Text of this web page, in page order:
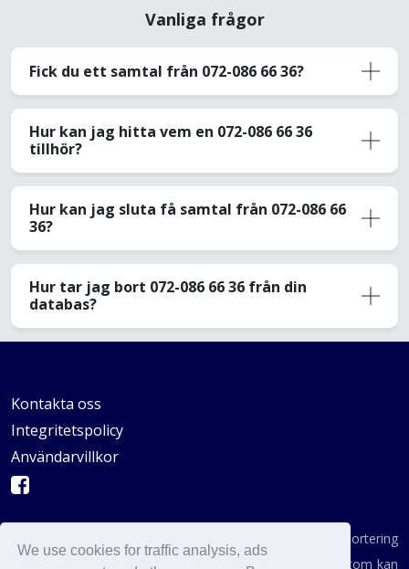
We use cookies for traffic analysis, ads
Vanliga frågor
Fick du ett samtal från 072-086 66 36?
Hur kan jag hitta vem en 072-086 66 36
tillhör?
Hur kan jag sluta få samtal från 072-086 66
36?
Hur tar jag bort 072-086 66 36 från din
databas?
Kontakta oss
Integritetspolicy
Användarvillkor
AVSKYDANDE: Vi är inte en byrå för konsumentrapportering
enligt definitionen i någon statlig institution. AvoidCaller.com kan